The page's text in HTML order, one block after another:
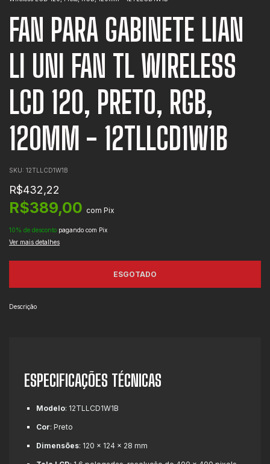
FAN PARA GABINETE LIAN
LI UNI FAN TL WIRELESS
LCD 120, PRETO, RGB,
120MM - 12TLLCD1W1B
SKU: 12TLLCD1W1B
R$432,22
R$389,00 com Pix
10% de desconto pagando com Pix
Ver mais detalhes
Descrição
ESPECIFICAÇÕES TÉCNICAS
Modelo: 12TLLCD1W1B
Cor: Preto
Dimensões: 120 x 124 x 28 mm